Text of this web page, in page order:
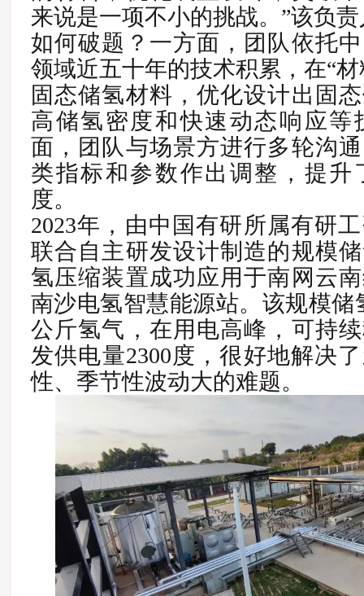
来说是一项不小的挑战。”该负
如何破题？一方面，团队依托
领域近五十年的技术积累，在“
固态储氢材料，优化设计出固
高储氢密度和快速动态响应等
面，团队与场景方进行多轮沟
类指标和参数作出调整，提升
度。
2023年，由中国有研所属有研
联合自主研发设计制造的规模
氢压缩装置成功应用于南网云
南沙电氢智慧能源站。该规模储
公斤氢气，在用电高峰，可持
发供电量2300度，很好地解决
性、季节性波动大的难题。